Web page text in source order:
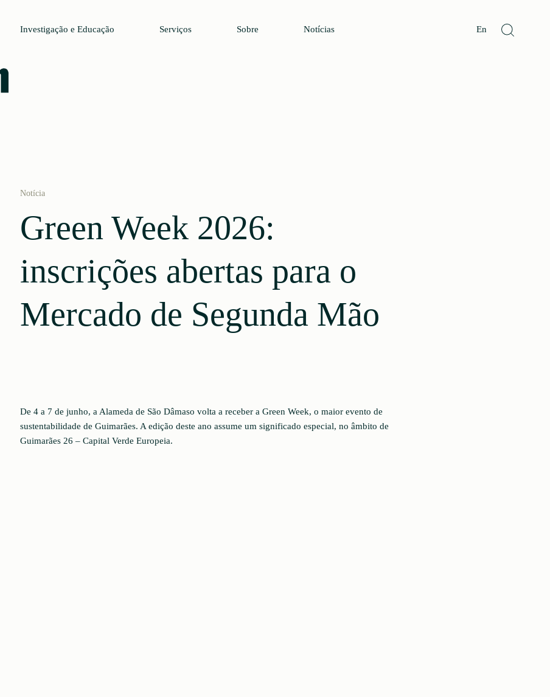
Investigação e Educação Serviços Sobre Notícias En
Notícia
Green Week 2026:
inscrições abertas para o
Mercado de Segunda Mão
De 4 a 7 de junho, a Alameda de São Dâmaso volta a receber a Green Week, o maior evento de
sustentabilidade de Guimarães. A edição deste ano assume um significado especial, no âmbito de
Guimarães 26 – Capital Verde Europeia.